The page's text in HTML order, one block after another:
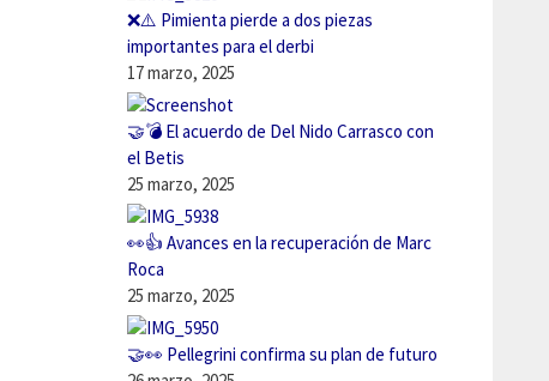
❌⚠️ Pimienta pierde a dos piezas
importantes para el derbi
17 marzo, 2025
🤝💣 El acuerdo de Del Nido Carrasco con
el Betis
25 marzo, 2025
👀👍 Avances en la recuperación de Marc
Roca
25 marzo, 2025
🤝👀 Pellegrini confirma su plan de futuro